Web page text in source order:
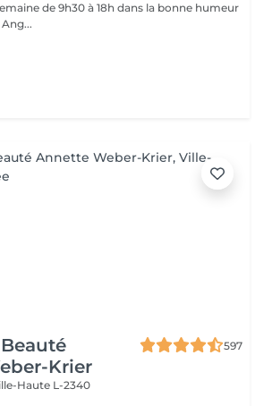
de 9h30 à 18h dans la bonne humeur
Ang...
Krier
597
Haute L-2340